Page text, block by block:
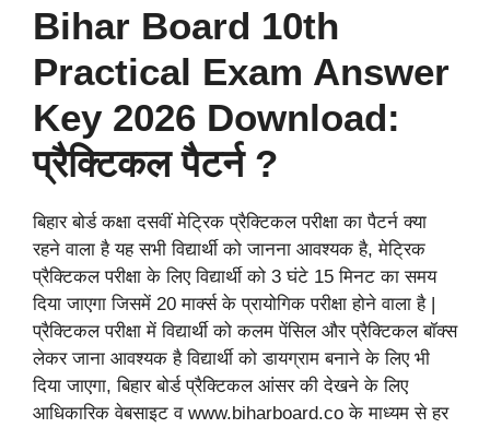
Bihar Board 10th
Practical Exam Answer
Key 2026 Download:
प्रैक्टिकल पैटर्न ?
बिहार बोर्ड कक्षा दसवीं मेट्रिक प्रैक्टिकल परीक्षा का पैटर्न क्या
रहने वाला है यह सभी विद्यार्थी को जानना आवश्यक है, मेट्रिक
प्रैक्टिकल परीक्षा के लिए विद्यार्थी को 3 घंटे 15 मिनट का समय
दिया जाएगा जिसमें 20 मार्क्स के प्रायोगिक परीक्षा होने वाला है |
प्रैक्टिकल परीक्षा में विद्यार्थी को कलम पेंसिल और प्रैक्टिकल बॉक्स
लेकर जाना आवश्यक है विद्यार्थी को डायग्राम बनाने के लिए भी
दिया जाएगा, बिहार बोर्ड प्रैक्टिकल आंसर की देखने के लिए
आधिकारिक वेबसाइट व www.biharboard.co के माध्यम से हर